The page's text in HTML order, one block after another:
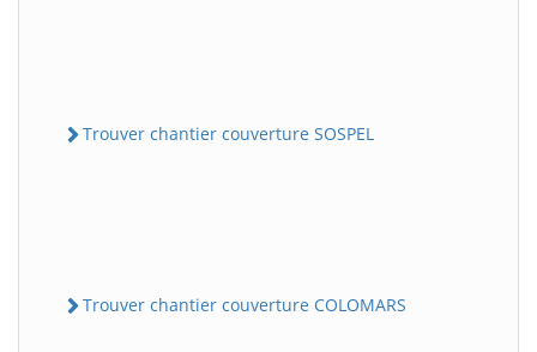
Trouver chantier couverture SOSPEL
Trouver chantier couverture COLOMARS